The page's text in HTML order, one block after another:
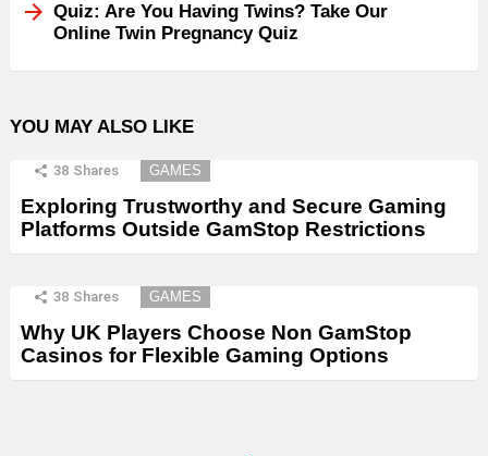
Quiz: Are You Having Twins? Take Our
Online Twin Pregnancy Quiz
YOU MAY ALSO LIKE
38 Shares GAMES
Exploring Trustworthy and Secure Gaming
Platforms Outside GamStop Restrictions
38 Shares GAMES
Why UK Players Choose Non GamStop
Casinos for Flexible Gaming Options